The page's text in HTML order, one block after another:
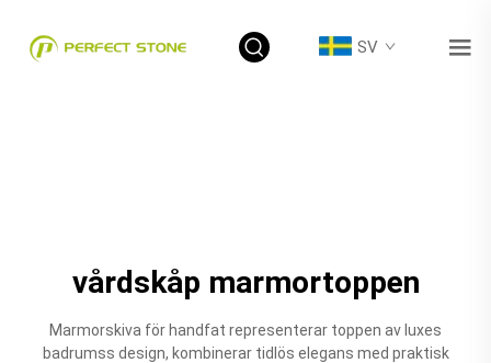
SV
vårdskåp marmortoppen
Marmorskiva för handfat representerar toppen av luxes
badrumss design, kombinerar tidlös elegans med praktisk